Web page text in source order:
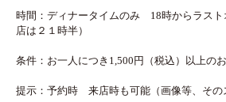
時間：ディナータイムのみ 18時からラス
店は２１時半）
条件：お一人につき1,500円（税込）以上の
提示：予約時 来店時も可能（画像等、そ